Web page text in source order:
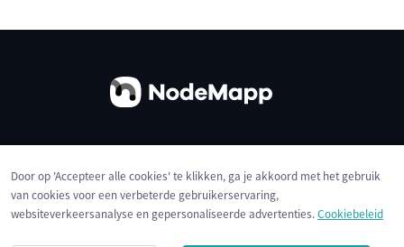
Privacybeleid Cookies
Door op 'Accepteer alle cookies' te klikken, ga je akkoord met het gebruik
van cookies voor een verbeterde gebruikerservaring,
websiteverkeersanalyse en gepersonaliseerde advertenties.Cookiebeleid